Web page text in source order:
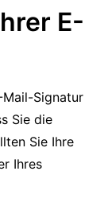
E-
Mail-Signatur
Sie die
Sie Ihre
Ihres